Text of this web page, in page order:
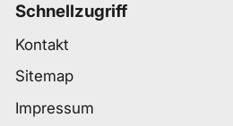
Schnellzugriff
Kontakt
Sitemap
Impressum